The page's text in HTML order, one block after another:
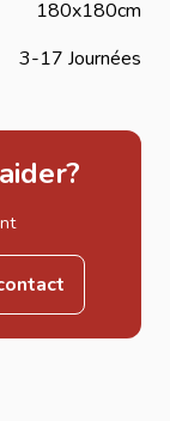
180x180cm
3-17 Journées